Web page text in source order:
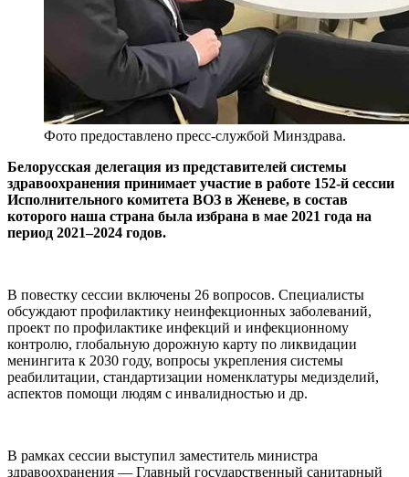
Фото предоставлено пресс-службой Минздрава.
Белорусская делегация из представителей системы
здравоохранения принимает участие в работе 152-й сессии
Исполнительного комитета ВОЗ в Женеве, в состав
которого наша страна была избрана в мае 2021 года на
период 2021–2024 годов.
В повестку сессии включены 26 вопросов. Специалисты
обсуждают профилактику неинфекционных заболеваний,
проект по профилактике инфекций и инфекционному
контролю, глобальную дорожную карту по ликвидации
менингита к 2030 году, вопросы укрепления системы
реабилитации, стандартизации номенклатуры медизделий,
аспектов помощи людям с инвалидностью и др.
В рамках сессии выступил заместитель министра
здравоохранения — Главный государственный санитарный